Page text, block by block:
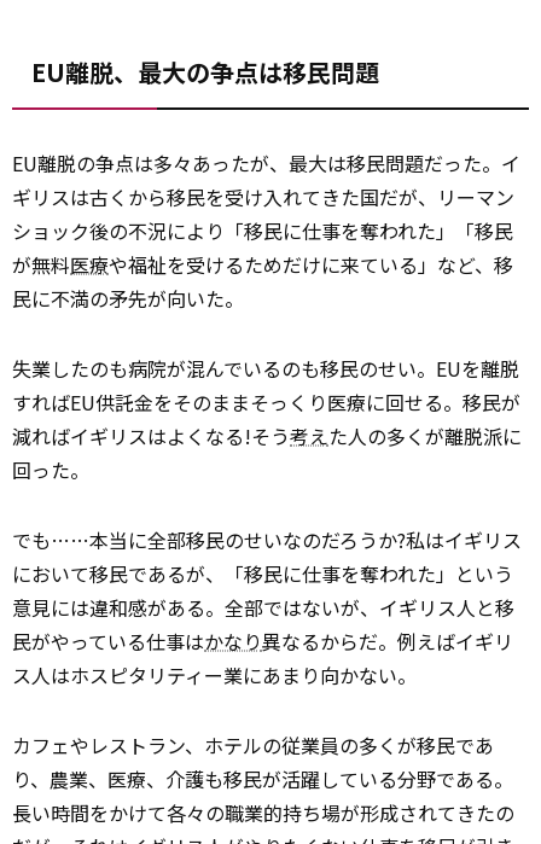
EU離脱、最大の争点は移民問題
EU離脱の争点は多々あったが、最大は移民問題だった。イ
ギリスは古くから移民を受け入れてきた国だが、リーマン
ショック後の不況により「移民に仕事を奪われた」「移民
が無料医療や福祉を受けるためだけに来ている」など、移
民に不満の矛先が向いた。
失業したのも病院が混んでいるのも移民のせい。EUを離脱
すればEU供託金をそのままそっくり医療に回せる。移民が
減ればイギリスはよくなる!そう考えた人の多くが離脱派に
回った。
でも……本当に全部移民のせいなのだろうか?私はイギリス
において移民であるが、「移民に仕事を奪われた」という
意見には違和感がある。全部ではないが、イギリス人と移
民がやっている仕事はかなり異なるからだ。例えばイギリ
ス人はホスピタリティー業にあまり向かない。
カフェやレストラン、ホテルの従業員の多くが移民であ
り、農業、医療、介護も移民が活躍している分野である。
長い時間をかけて各々の職業的持ち場が形成されてきたの